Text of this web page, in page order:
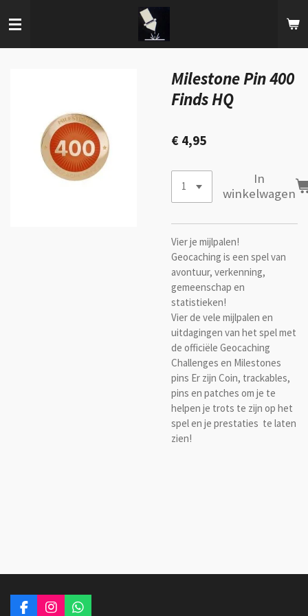
direct
Milestone Pin 400
Finds HQ
€ 4,95
In
winkelwagen
Vier je mijlpalen!
Geocaching is een spel van
avontuur, verkenning,
gemeenschap en
statistieken!
Vier de vele mijlpalen en
uitdagingen van het spel met
de officiële Geocaching
Challenges en Milestones
pins Er zijn Coin, trackables,
pins en patches om je te
helpen je trots te zijn op het
spel en je prestaties te laten
zien!
F I W